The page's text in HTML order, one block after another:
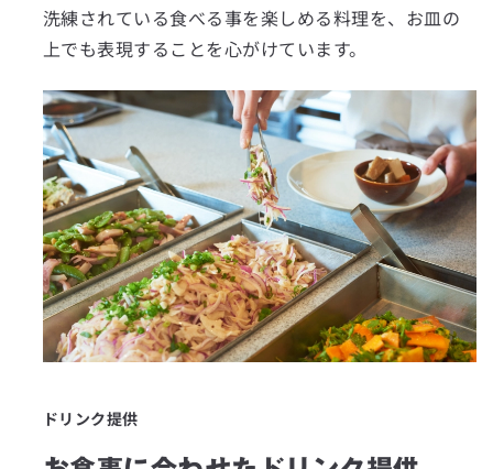
洗練されている食べる事を楽しめる料理を、お皿の
上でも表現することを心がけています。
ドリンク提供